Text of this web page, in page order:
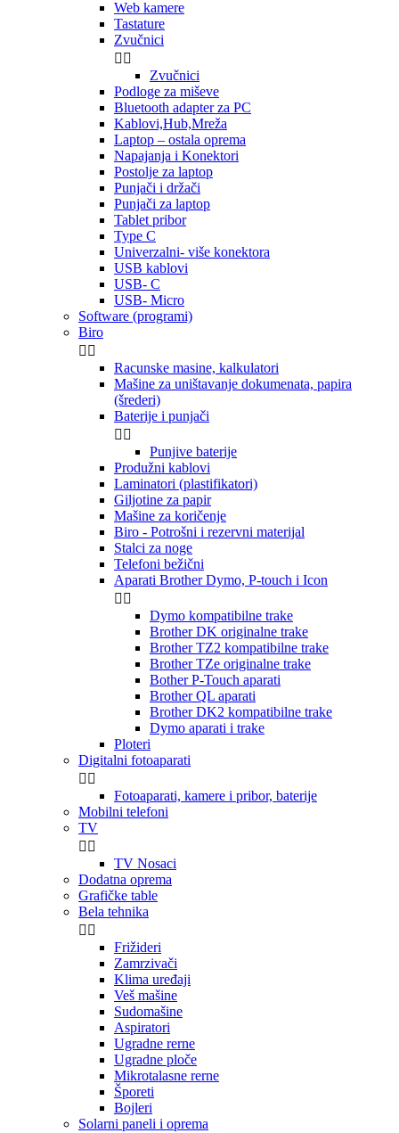
Web kamere
Tastature
Zvučnici
 
Zvučnici
Podloge za miševe
Bluetooth adapter za PC
Kablovi,Hub,Mreža
Laptop – ostala oprema
Napajanja i Konektori
Postolje za laptop
Punjači i držači
Punjači za laptop
Tablet pribor
Type C
Univerzalni- više konektora
USB kablovi
USB- C
USB- Micro
Software (programi)
Biro
 
Racunske masine, kalkulatori
Mašine za uništavanje dokumenata, papira
(šrederi)
Baterije i punjači
 
Punjive baterije
Produžni kablovi
Laminatori (plastifikatori)
Giljotine za papir
Mašine za koričenje
Biro - Potrošni i rezervni materijal
Stalci za noge
Telefoni bežični
Aparati Brother Dymo, P-touch i Icon
 
Dymo kompatibilne trake
Brother DK originalne trake
Brother TZ2 kompatibilne trake
Brother TZe originalne trake
Bother P-Touch aparati
Brother QL aparati
Brother DK2 kompatibilne trake
Dymo aparati i trake
Ploteri
Digitalni fotoaparati
 
Fotoaparati, kamere i pribor, baterije
Mobilni telefoni
TV
 
TV Nosaci
Dodatna oprema
Grafičke table
Bela tehnika
 
Frižideri
Zamrzivači
Klima uređaji
Veš mašine
Sudomašine
Aspiratori
Ugradne rerne
Ugradne ploče
Mikrotalasne rerne
Šporeti
Bojleri
Solarni paneli i oprema